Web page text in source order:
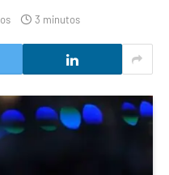
3 minutos